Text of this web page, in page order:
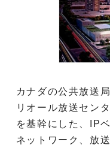
カナダの公共放送
リオール放送セン
を基幹にした、IP
ネットワーク、放